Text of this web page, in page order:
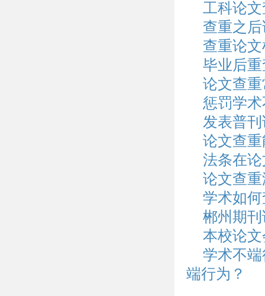
工科论
查重之
查重论
毕业后
论文查
惩罚学
发表普
论文查
法条在
论文查
学术如
郴州期
本校论
学术不
端行为？